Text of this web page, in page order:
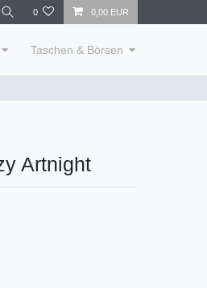
0 0,00 EUR
Taschen & Börsen
Artnight